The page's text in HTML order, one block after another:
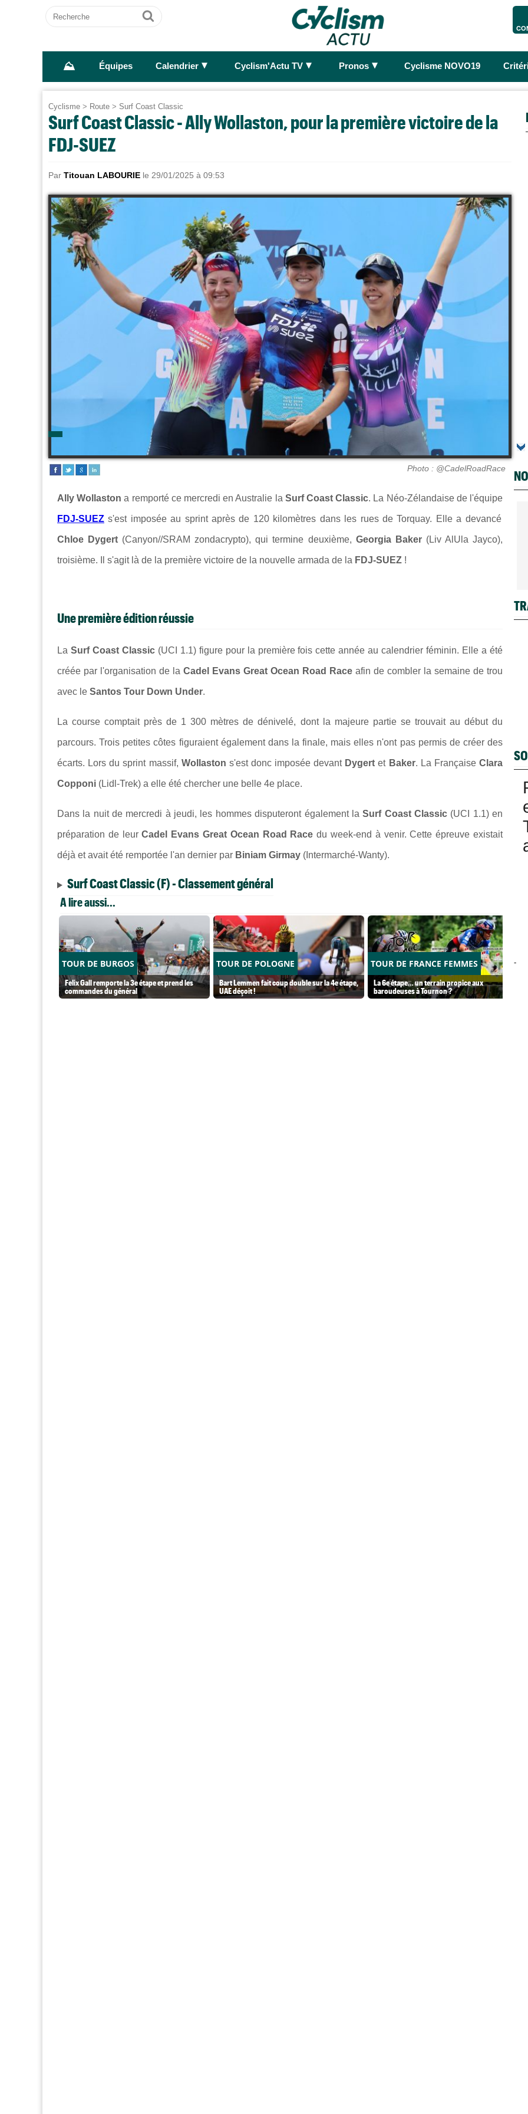
Recherche
Ok
⛰ Équipes Calendrier ► Cyclism'Actu TV ► Pronos ► Cyclisme NOVO19
Cyclisme > Route > Surf Coast Classic
Surf Coast Classic - Ally Wollaston, pour la première victoire de la
FDJ-SUEZ
Par Titouan LABOURIE le 29/01/2025 à 09:53
Photo : @CadelRoadRace
Ally Wollaston a remporté ce mercredi en Australie la Surf Coast Classic. La Néo-Zélandaise de l'équipe
FDJ-SUEZ s'est imposée au sprint après de 120 kilomètres dans les rues de Torquay. Elle a devancé
Chloe Dygert (Canyon//SRAM zondacrypto), qui termine deuxième, Georgia Baker(Liv AlUla Jayco),
troisième. Il s'agit là de la première victoire de la nouvelle armada de la FDJ-SUEZ !
Une première édition réussie
La Surf Coast Classic(UCI 1.1) figure pour la première fois cette année au calendrier féminin. Elle a été
créée par l'organisation de la Cadel Evans Great Ocean Road Race afin de combler la semaine de trou
avec le Santos Tour Down Under.
La course comptait près de 1 300 mètres de dénivelé, dont la majeure partie se trouvait au début du
parcours. Trois petites côtes figuraient également dans la finale, mais elles n'ont pas permis de créer des
écarts. Lors du sprint massif, Wollaston s'est donc imposée devant Dygertet Baker. La FrançaiseClara
Copponi (Lidl-Trek) a elle été chercher une belle 4e place.
Dans la nuit de mercredi à jeudi, les hommes disputeront également laSurf Coast Classic(UCI 1.1) en
préparation de leurCadel Evans Great Ocean Road Race du week-end à venir. Cette épreuve existait
déjà et avait été remportée l'an dernier par Biniam Girmay (Intermarché-Wanty).
Surf Coast Classic (F) - Classement général
A lire aussi...
TOUR DE BURGOS
Felix Gall remporte la 3e étape et prend les
commandes du général
TOUR DE POLOGNE
Bart Lemmen fait coup double sur la 4e étape,
UAE déçoit !
TOUR DE FRANCE FEMMES
La 6e étape… un terrain propice aux
baroudeuses à Tournon ?
-